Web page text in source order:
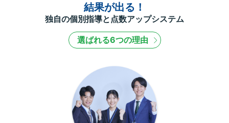
結果が出る！
独自の個別指導と点数アップシステム
選ばれる6つの理由